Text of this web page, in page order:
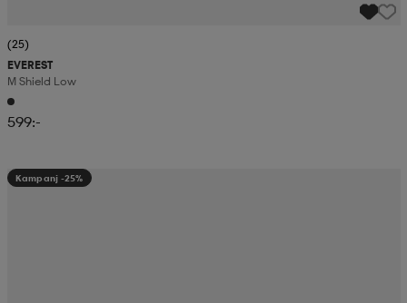
(25)
EVEREST
M Shield Low
599:-
Kampanj -25%